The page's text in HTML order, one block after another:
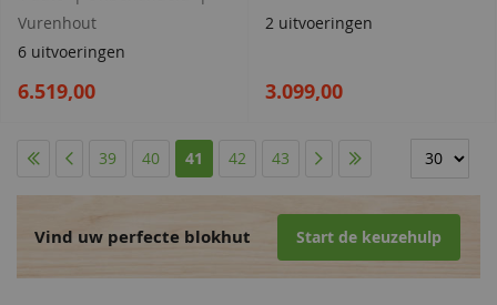
Vurenhout
6 uitvoeringen
6.519,00
2 uitvoeringen
3.099,00
Pagina
PaginaPaginaPagina
39 Pagina
40 U lees momenteel pagina
41 Pagina
42 Pagina
43 PaginaPagina
Vind uw perfecte blokhut Start de keuzehulp